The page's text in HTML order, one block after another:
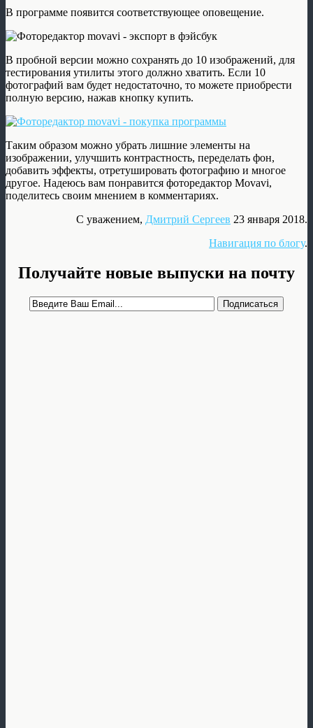
В программе появится соответствующее оповещение.
В пробной версии можно сохранять до 10 изображений, для
тестирования утилиты этого должно хватить. Если 10
фотографий вам будет недостаточно, то можете приобрести
полную версию, нажав кнопку купить.
Таким образом можно убрать лишние элементы на
изображении, улучшить контрастность, переделать фон,
добавить эффекты, отретушировать фотографию и многое
другое. Надеюсь вам понравится фоторедактор Movavi,
поделитесь своим мнением в комментариях.
С уважением, Дмитрий Сергеев 23 января 2018.
Навигация по блогу.
Получайте новые выпуски на почту